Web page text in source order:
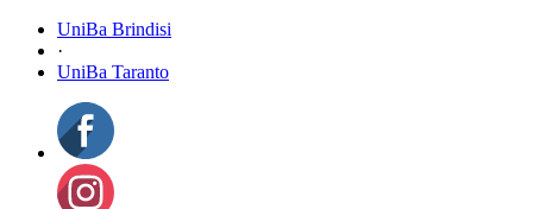
UniBa Brindisi
·
UniBa Taranto